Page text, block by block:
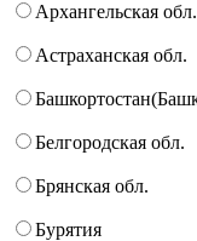
Архангельская обл.
Астраханская обл.
Белгородская обл.
Брянская обл.
Бурятия